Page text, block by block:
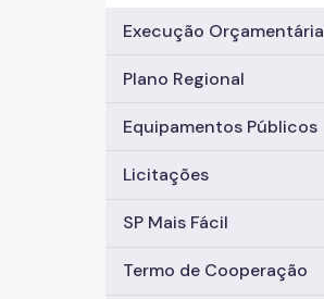
Execução Orçamentária
Plano Regional
Equipamentos Públicos
Licitações
SP Mais Fácil
Termo de Cooperação